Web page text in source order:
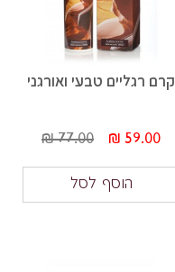
קרם רגליים טבעי ואורגני
59.00 ₪
77.00 ₪
הוסף לסל